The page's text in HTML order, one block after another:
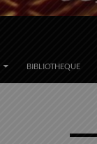
BIBLIOTHEQUE